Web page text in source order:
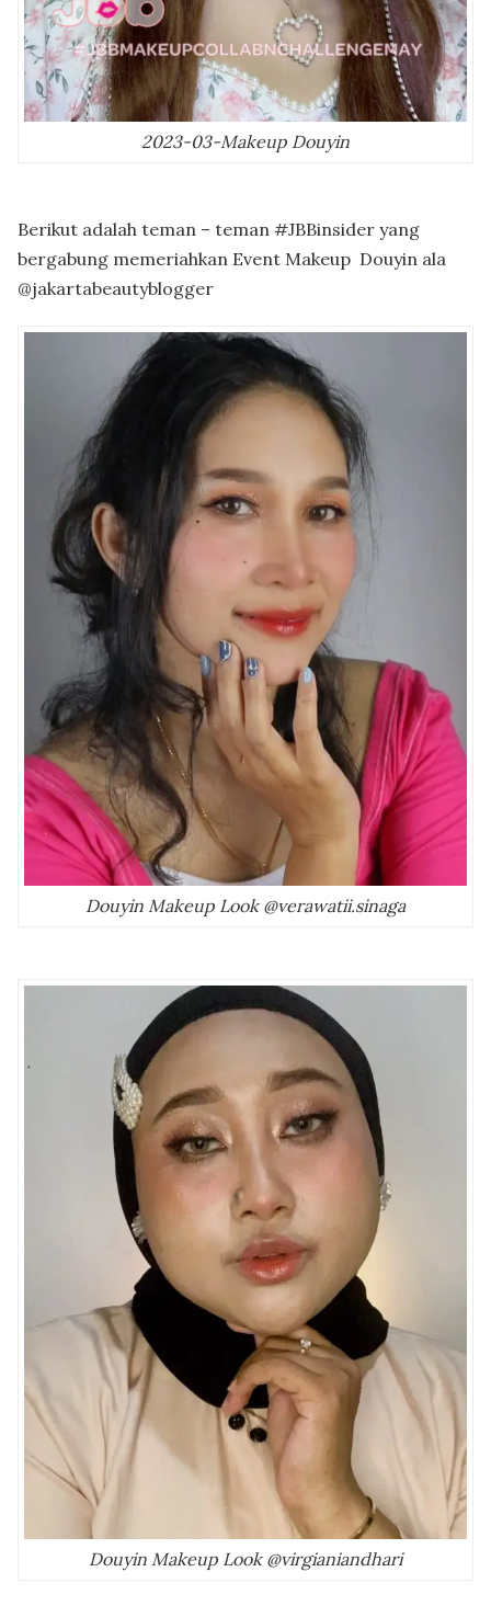
2023-03-Makeup Douyin
Berikut adalah teman – teman #JBBinsider yang
bergabung memeriahkan Event Makeup Douyin ala
@jakartabeautyblogger
Douyin Makeup Look @verawatii.sinaga
Douyin Makeup Look @virgianiandhari